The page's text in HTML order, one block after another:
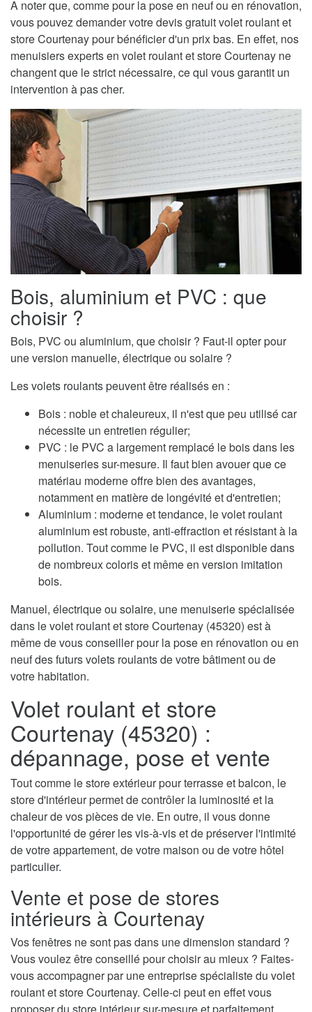
A noter que, comme pour la pose en neuf ou en rénovation,
vous pouvez demander votre devis gratuit volet roulant et
store Courtenay pour bénéficier d'un prix bas. En effet, nos
menuisiers experts en volet roulant et store Courtenay ne
changent que le strict nécessaire, ce qui vous garantit un
intervention à pas cher.
Bois, aluminium et PVC : que
choisir ?
Bois, PVC ou aluminium, que choisir ? Faut-il opter pour
une version manuelle, électrique ou solaire ?
Les volets roulants peuvent être réalisés en :
Bois : noble et chaleureux, il n'est que peu utilisé car
nécessite un entretien régulier;
PVC : le PVC a largement remplacé le bois dans les
menuiseries sur-mesure. Il faut bien avouer que ce
matériau moderne offre bien des avantages,
notamment en matière de longévité et d'entretien;
Aluminium : moderne et tendance, le volet roulant
aluminium est robuste, anti-effraction et résistant à la
pollution. Tout comme le PVC, il est disponible dans
de nombreux coloris et même en version imitation
bois.
Manuel, électrique ou solaire, une menuiserie spécialisée
dans le volet roulant et store Courtenay (45320) est à
même de vous conseiller pour la pose en rénovation ou en
neuf des futurs volets roulants de votre bâtiment ou de
votre habitation.
Volet roulant et store
Courtenay (45320) :
dépannage, pose et vente
Tout comme le store extérieur pour terrasse et balcon, le
store d'intérieur permet de contrôler la luminosité et la
chaleur de vos pièces de vie. En outre, il vous donne
l'opportunité de gérer les vis-à-vis et de préserver l'intimité
de votre appartement, de votre maison ou de votre hôtel
particulier.
Vente et pose de stores
intérieurs à Courtenay
Vos fenêtres ne sont pas dans une dimension standard ?
Vous voulez être conseillé pour choisir au mieux ? Faites-
vous accompagner par une entreprise spécialiste du volet
roulant et store Courtenay. Celle-ci peut en effet vous
proposer du store intérieur sur-mesure et parfaitement